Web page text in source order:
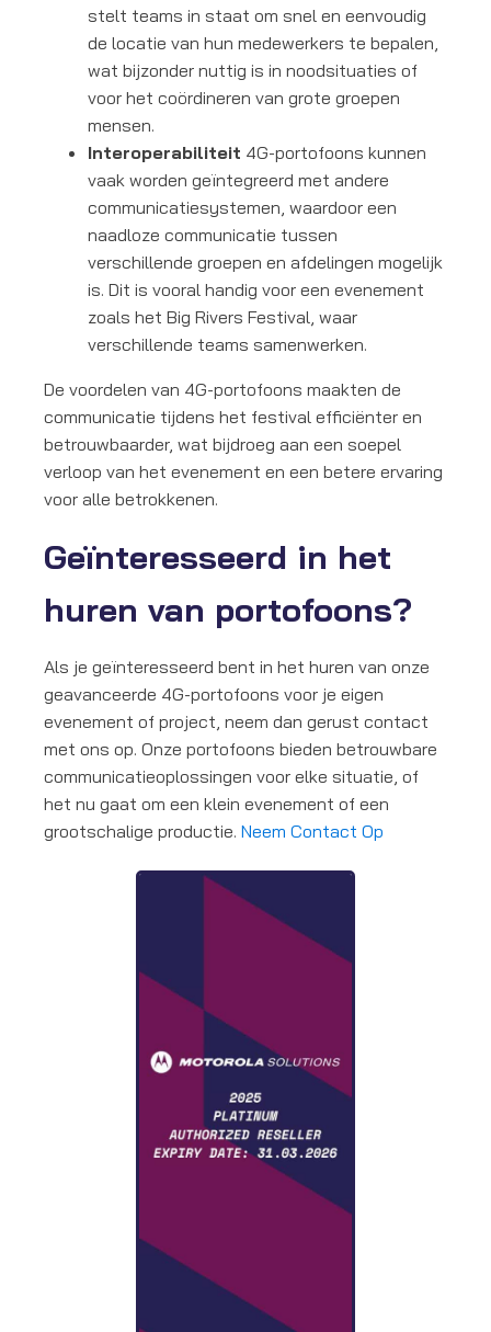
stelt teams in staat om snel en eenvoudig
de locatie van hun medewerkers te bepalen,
wat bijzonder nuttig is in noodsituaties of
voor het coördineren van grote groepen
mensen.
Interoperabiliteit 4G-portofoons kunnen
vaak worden geïntegreerd met andere
communicatiesystemen, waardoor een
naadloze communicatie tussen
verschillende groepen en afdelingen mogelijk
is. Dit is vooral handig voor een evenement
zoals het Big Rivers Festival, waar
verschillende teams samenwerken.
De voordelen van 4G-portofoons maakten de
communicatie tijdens het festival efficiënter en
betrouwbaarder, wat bijdroeg aan een soepel
verloop van het evenement en een betere ervaring
voor alle betrokkenen.
Geïnteresseerd in het
huren van portofoons?
Als je geïnteresseerd bent in het huren van onze
geavanceerde 4G-portofoons voor je eigen
evenement of project, neem dan gerust contact
met ons op. Onze portofoons bieden betrouwbare
communicatieoplossingen voor elke situatie, of
het nu gaat om een klein evenement of een
grootschalige productie.Neem Contact Op